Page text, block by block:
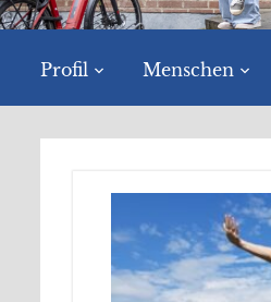
Profil Menschen